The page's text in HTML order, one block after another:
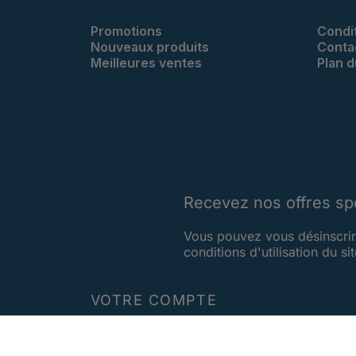
Promotions
Nouveaux produits
Meilleures ventes
Plan
Recevez nos offres
Vous pouvez vous
conditions d'utilisation du
VOTRE COMPTE